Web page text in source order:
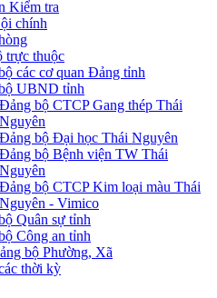
Kiểm tra
chính
trực thuộc
các cơ quan Đảng tỉnh
UBND tỉnh
Đảng bộ CTCP Gang thép Thái
Nguyên
Đảng bộ Đại học Thái Nguyên
Đảng bộ Bệnh viện TW Thái
Nguyên
Đảng bộ CTCP Kim loại màu Thái
Nguyên - Vimico
Quân sự tỉnh
Công an tỉnh
bộ Phường, Xã
thời kỳ